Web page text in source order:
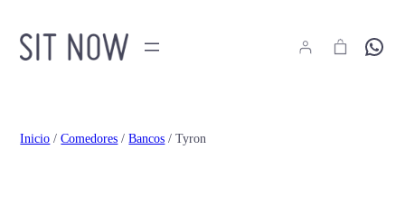
Hola
Inicio /Comedores /Bancos / Tyron